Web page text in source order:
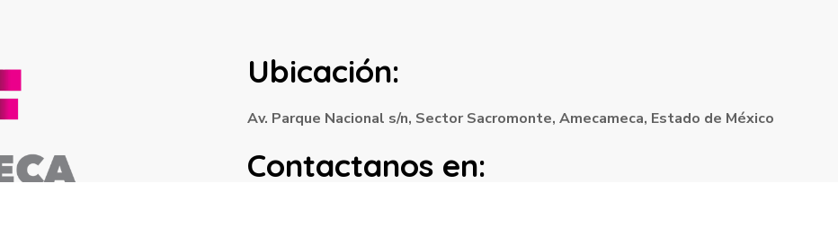
Ubicación:
Av. Parque Nacional s/n, Sector Sacromonte, Amecameca, Estado de México
Contactanos en: